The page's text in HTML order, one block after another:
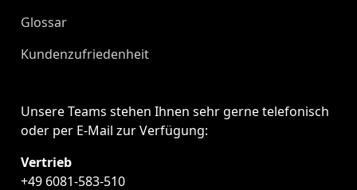
Glossar
Kundenzufriedenheit
Unsere Teams stehen Ihnen sehr gerne telefonisch
oder per E-Mail zur Verfügung:
Vertrieb
+49 6081-583-510